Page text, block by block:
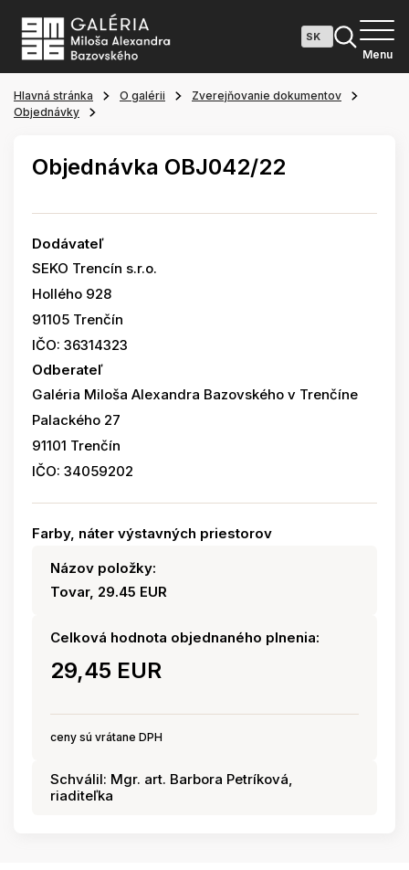
Menu
Hlavná stránka O galérii
Zverejňovanie dokumentov
Objednávky
Objednávka OBJ042/22
Dodávateľ
SEKO Trencín s.r.o.
Hollého 928
91105 Trenčín
IČO: 36314323
Odberateľ
Galéria Miloša Alexandra Bazovského v Trenčíne
Palackého 27
91101 Trenčín
IČO: 34059202
Farby, náter výstavných priestorov
Názov položky:
Tovar, 29.45 EUR
Celková hodnota objednaného plnenia:
29,45 EUR
ceny sú vrátane DPH
Schválil: Mgr. art. Barbora Petríková,
riaditeľka